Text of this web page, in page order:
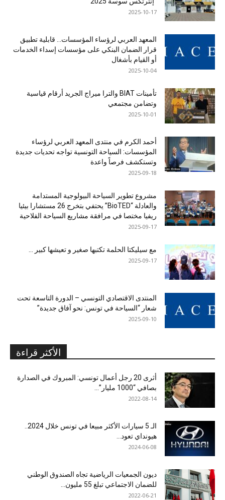
2025-10-17
المعهد العربي لرؤساء المؤسسات… قابلية تطبيق
قرار الضمان البنكي على مؤسسات إسداء الخدمات
أو القيام بأشغال
2025-10-04
تأمينات BIAT والترا ميراج الجريد أرقام قياسية
وتضامن مجتمعي
2025-10-01
أحمد الكرم في منتدى المعهد العربي لرؤساء
المؤسسات: السياحة التونسية تواجه تحديات جديدة
وتستكشف فرصاً واعدة
2025-09-18
مشروع تطوير السياحة البيولوجية المستدامة
والعادلة “BioTED” يحتفي بتخرج 26 مستشارا بيئيا
ريفيا مختصا في مرافقة مشاريع السياحة الفلاحية
2025-09-17
مع سيليكتا الحلمة تكتبها صغير و تعيشها كبير …
2025-09-17
المنتدى الاقتصادي التونسي – الدورة التاسعة تحت
شعار “السياحة في تونس: نحو آفاق جديدة”
2025-09-10
الأكثر قراءة
أثرى 20 رجل أعمال تونسي: المبروك في الصدارة
بصافي “1000 مليار”...
2022-08-14
الـ 5 سيارات الأكثر مبيعا في تونس خلال 2024..
هيونداي تعود...
2024-06-08
ديون الجمعيات الرياضية تجاه الصندوق الوطني
للضمان الاجتماعي تبلغ 55 مليون...
2022-06-21